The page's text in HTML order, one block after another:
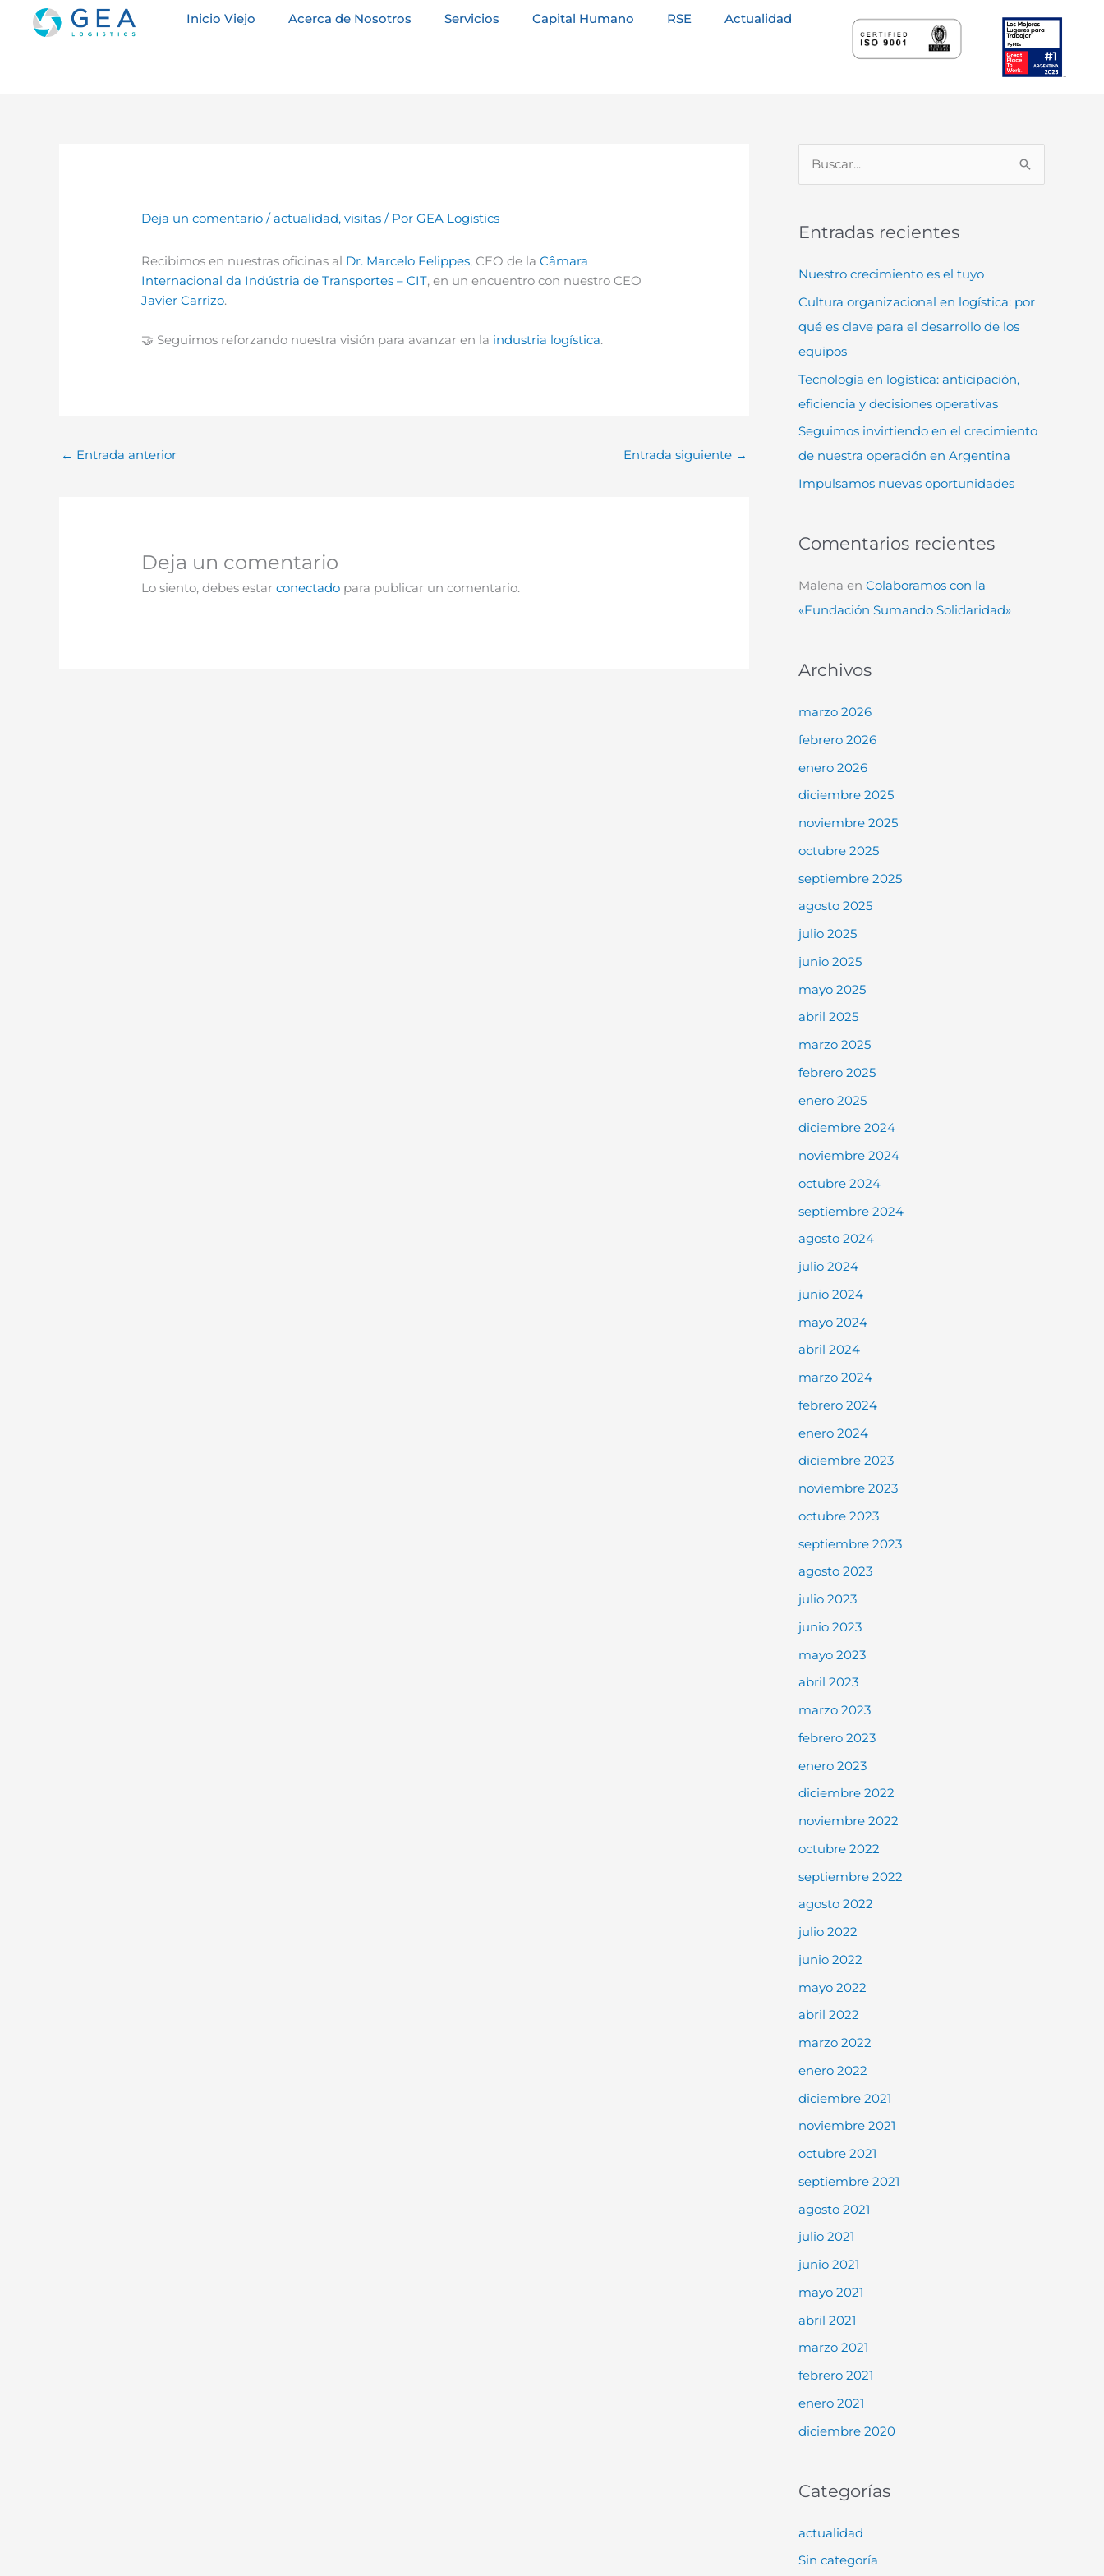
Inicio Viejo Acerca de Nosotros Servicios Capital Humano RSE Actualidad
Deja un comentario /actualidad,visitas / PorGEA Logistics
Recibimos en nuestras oficinas al Dr. Marcelo Felippes, CEO de laCâmara
Internacional da Indústria de Transportes – CIT, en un encuentro con nuestro CEO
Javier Carrizo.
🤝 Seguimos reforzando nuestra visión para avanzar en la industria logística.
← Entrada anterior Entrada siguiente →
Deja un comentario
Lo siento, debes estarconectado para publicar un comentario.
c
a
Entradas recientes
Nuestro crecimiento es el tuyo
Cultura organizacional en logística: por
qué es clave para el desarrollo de los
equipos
Tecnología en logística: anticipación,
eficiencia y decisiones operativas
Seguimos invirtiendo en el crecimiento
de nuestra operación en Argentina
Impulsamos nuevas oportunidades
Comentarios recientes
Malena en Colaboramos con la
«Fundación Sumando Solidaridad»
Archivos
marzo 2026
febrero 2026
enero 2026
diciembre 2025
noviembre 2025
octubre 2025
septiembre 2025
agosto 2025
julio 2025
junio 2025
mayo 2025
abril 2025
marzo 2025
febrero 2025
enero 2025
diciembre 2024
noviembre 2024
octubre 2024
septiembre 2024
agosto 2024
julio 2024
junio 2024
mayo 2024
abril 2024
marzo 2024
febrero 2024
enero 2024
diciembre 2023
noviembre 2023
octubre 2023
septiembre 2023
agosto 2023
julio 2023
junio 2023
mayo 2023
abril 2023
marzo 2023
febrero 2023
enero 2023
diciembre 2022
noviembre 2022
octubre 2022
septiembre 2022
agosto 2022
julio 2022
junio 2022
mayo 2022
abril 2022
marzo 2022
enero 2022
diciembre 2021
noviembre 2021
octubre 2021
septiembre 2021
agosto 2021
julio 2021
junio 2021
mayo 2021
abril 2021
marzo 2021
febrero 2021
enero 2021
diciembre 2020
Categorías
actualidad
Sin categoría